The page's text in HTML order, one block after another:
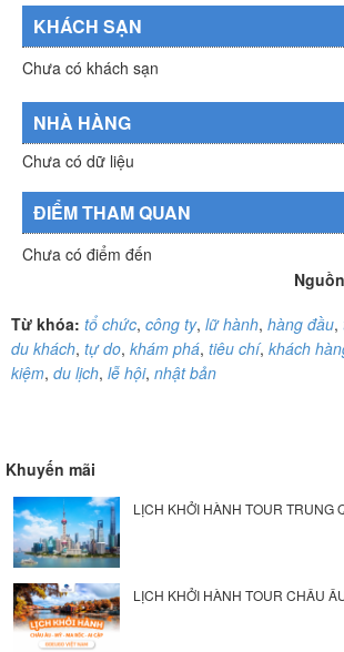
KHÁCH SẠN
Chưa có khách sạn
NHÀ HÀNG
Chưa có dữ liệu
ĐIỂM THAM QUAN
Chưa có điểm đến
Từ khóa: tổ chức, công ty, lữ hành, hàng đầu,
du khách, tự do, khám phá, tiêu chí, khách
kiệm, du lịch, lễ hội, nhật bản
Khuyến mãi
LỊCH KHỞI HÀNH TOUR TRUNG
LỊCH KHỞI HÀNH TOUR CHÂU